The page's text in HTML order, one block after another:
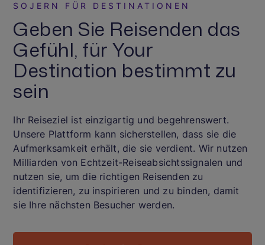
SOJERN FÜR DESTINATIONEN
Geben Sie Reisenden das
Gefühl, für Your
Destination bestimmt zu
sein
Ihr Reiseziel ist einzigartig und begehrenswert.
Unsere Plattform kann sicherstellen, dass sie die
Aufmerksamkeit erhält, die sie verdient. Wir nutzen
Milliarden von Echtzeit-Reiseabsichtssignalen und
nutzen sie, um die richtigen Reisenden zu
identifizieren, zu inspirieren und zu binden, damit
sie Ihre nächsten Besucher werden.